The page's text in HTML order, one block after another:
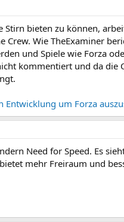
bieten zu können,
Crew. Wie TheExaminer
und Spiele wie Forza
kommentiert und da die
Entwicklung um Forza
Need for Speed. Es
mehr Freiraum und